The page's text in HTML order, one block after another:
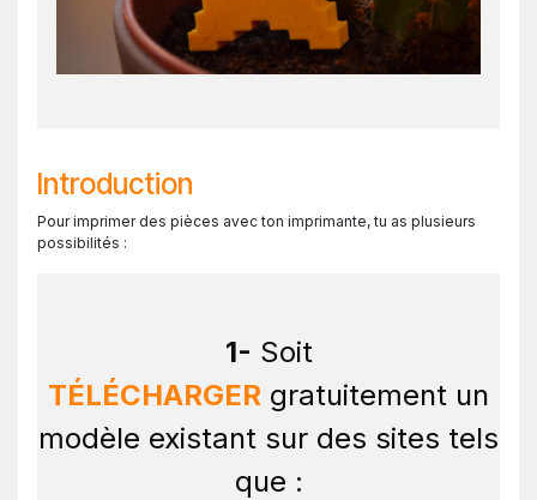
Introduction
Pour imprimer des pièces avec ton imprimante, tu as plusieurs
possibilités :
1- Soit
TÉLÉCHARGER gratuitement un
modèle existant sur des sites tels
que :